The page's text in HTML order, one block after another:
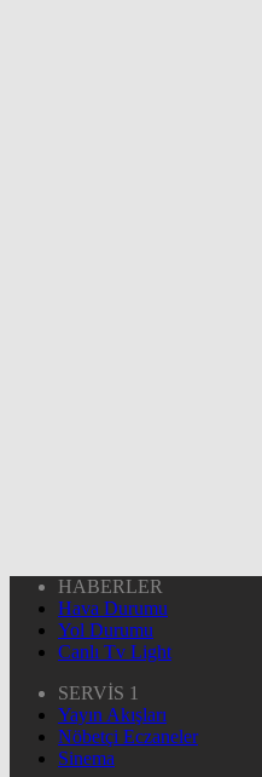
HABERLER
Hava Durumu
Yol Durumu
Canlı Tv Light
SERVİS 1
Yayın Akışları
Nöbetçi Eczaneler
Sinema